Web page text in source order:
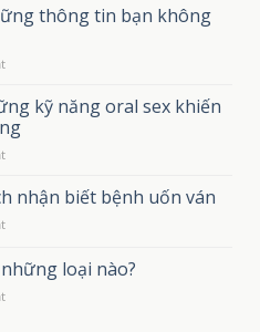
Vị
Can
hãng
ở
đâu
Giá
nhiêu?
thông tin bạn không
ở
thịt
gì?
Những
tin
không
bỏ
kỹ năng oral sex khiến
ở
sex
gì?
kỹ
oral
nhận biết bệnh uốn ván
ở
ván
là
gì?
loại nào?
ở